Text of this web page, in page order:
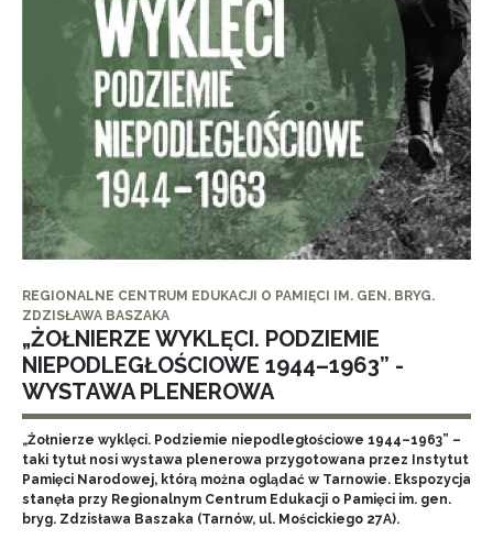
REGIONALNE CENTRUM EDUKACJI O PAMIĘCI IM. GEN. BRYG.
ZDZISŁAWA BASZAKA
„ŻOŁNIERZE WYKLĘCI. PODZIEMIE
NIEPODLEGŁOŚCIOWE 1944–1963” -
WYSTAWA PLENEROWA
„Żołnierze wyklęci. Podziemie niepodległościowe 1944–1963” –
taki tytuł nosi wystawa plenerowa przygotowana przez Instytut
Pamięci Narodowej, którą można oglądać w Tarnowie. Ekspozycja
stanęła przy Regionalnym Centrum Edukacji o Pamięci im. gen.
bryg. Zdzisława Baszaka (Tarnów, ul. Mościckiego 27A).